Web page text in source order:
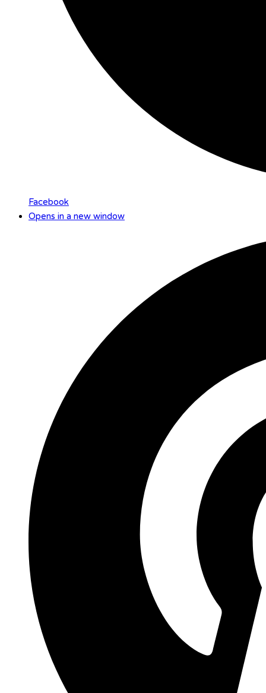
Facebook
Opens in a new window